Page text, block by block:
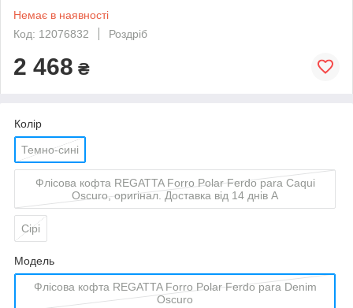
Немає в наявності
Код: 12076832
Роздріб
2 468 ₴
Колір
Темно-сині
Флісова кофта REGATTA Forro Polar Ferdo para Caqui
Oscuro, оригінал. Доставка від 14 днів A
Сірі
Мoдель
Флісова кофта REGATTA Forro Polar Ferdo para Denim
Oscuro